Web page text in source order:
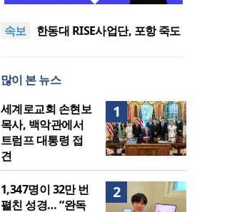
속보
위해 합심
희망의 미래를 향하여”
한동대 RISE사업단, 포항 죽도
대전 유치
신학의 방향은?
느헤미야 연합기도회, ‘왕의 기
도’로 나라·한국교회·다음세대
위해 합심
세기총 “자유를 지키며 하나 된
희망의 미래를 향하여”
많이 본 뉴스
1
세계로교회 손현보
목사, 백악관에서
트럼프 대통령 접
견
2
1,347명이 32만 번
펼친 성경… “완독